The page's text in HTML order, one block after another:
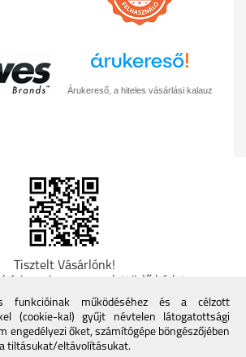
Árukereső, a hiteles vásárlási kalauz
Tisztelt Vásárlónk!
kérje az ingyenes adattörlő kódot
érdekében! A Kormány
a kereskedő minden tartós
vásárlásakor köteles ingyenes
biztosítani. További információk a
funkcióinak működéséhez és a célzott
(cookie-kal) gyűjt névtelen látogatottsági
engedélyezi őket, számítógépe böngészőjében
tiltásukat/eltávolításukat.